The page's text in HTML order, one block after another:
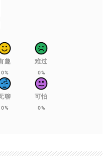
趣
0%
难过
0%
聊
0%
可怕
0%